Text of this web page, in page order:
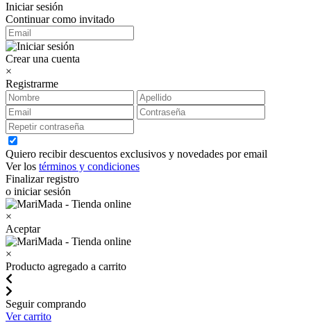
Iniciar sesión
Continuar como invitado
Crear una cuenta
×
Registrarme
Quiero recibir descuentos exclusivos y novedades por email
Ver los términos y condiciones
Finalizar registro
o iniciar sesión
×
Aceptar
×
Producto agregado a carrito
Seguir comprando
Ver carrito